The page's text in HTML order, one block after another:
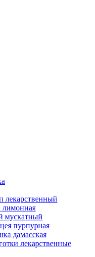
лекарственный
лимонная
мускатный
пурпурная
дамасская
лекарственные